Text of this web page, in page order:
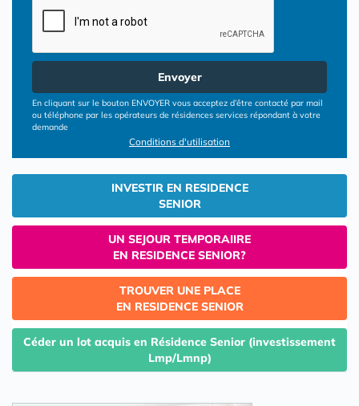
Envoyer
En cliquant sur le bouton ENVOYER vous acceptez d’être contacté par mail
ou téléphone par les opérateurs de résidences services répondant à votre
demande
Conditions d'utilisation
INVESTIR EN RESIDENCE
SENIOR
UN SEJOUR TEMPORAIIRE
EN RESIDENCE SENIOR?
TROUVER UNE PLACE
EN RESIDENCE SENIOR
Céder un lot acquis en Résidence Senior (investissement
Lmp/Lmnp)